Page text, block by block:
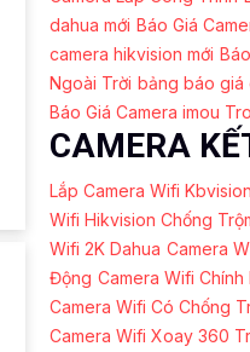
dahua mới Báo Giá
camera hikvision mới
Ngoài Trời bảng báo giá
Báo Giá Camera imou
CAMERA
Lắp Camera Wifi
Wifi Hikvision Chống
Wifi 2K Dahua Camera
Động Camera Wifi
Camera Wifi Có Chống
Camera Wifi Xoay 360